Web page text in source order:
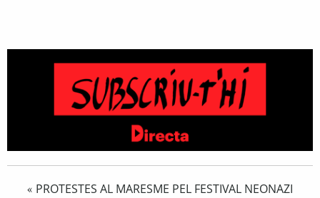
« PROTESTES AL MARESME PEL FESTIVAL NEONAZI